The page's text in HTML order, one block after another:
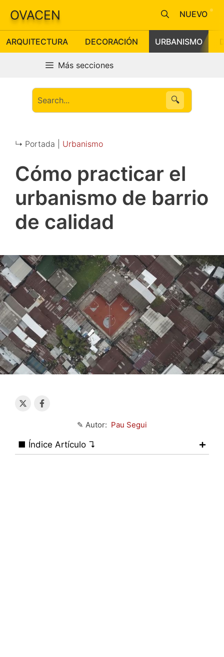
Saltar
contenido
OVACEN
ARQUITECTURA DECORACIÓN URBANISMO
NUEVO
Más secciones
🔍
↳ Portada | Urbanismo
Cómo practicar el
urbanismo de barrio
de calidad
✎ Autor: Pau Segui
■ Índice Artículo ↴